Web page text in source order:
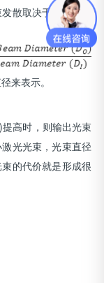
散取决于输出激光
来表示。
高时，则输出光束
光光束，光束直径
的代价就是形成很